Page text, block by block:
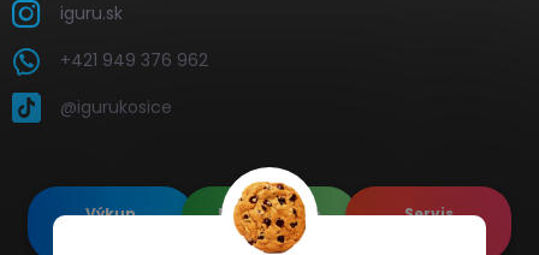
iguru.sk
+421 949 376 962
@igurukosice
Výkup
Renovované
Apple's
Servis